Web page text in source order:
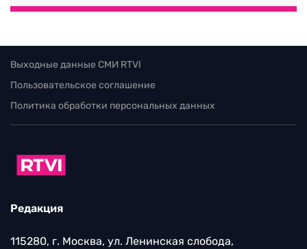
Выходные данные СМИ RTVI
Пользовательское соглашение
Политика обработки персональных данных
Редакция
115280, г. Москва, ул. Ленинская слобода,